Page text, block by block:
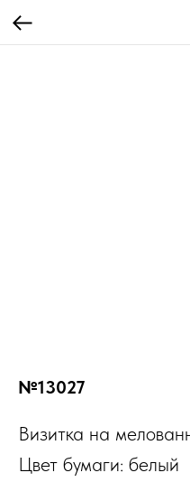
№13027
Визитка на
Цвет бумаги: белый